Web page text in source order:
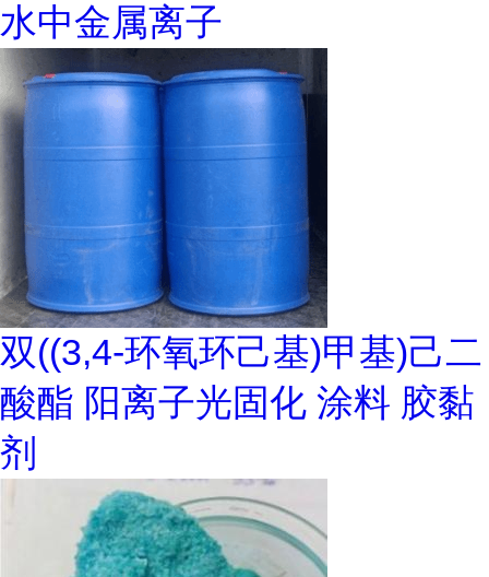
水中金属离子
双((3,4-环氧环己基)甲基)己二
酸酯 阳离子光固化 涂料 胶黏
剂